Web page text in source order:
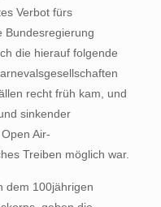
Verbot fürs
Bundesregierung
die hierauf folgende
recht früh kam, und
sinkender
Air-
Treiben möglich war.
dem 100jährigen